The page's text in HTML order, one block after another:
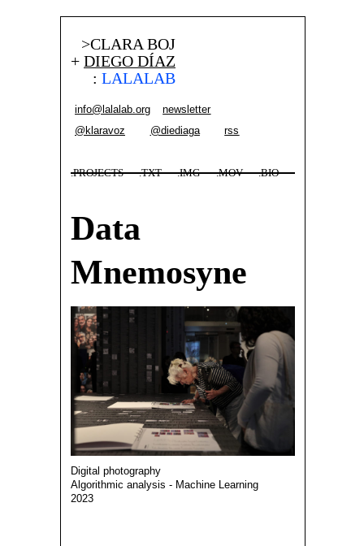
>CLARA BOJ
+ DIEGO DÍAZ
: LALALAB
info@lalalab.org
newsletter
@klaravoz
@diediaga rss
.PROJECTS .TXT .IMG .MOV .BIO
Data
Mnemosyne
Digital photography
Algorithmic analysis - Machine Learning
2023